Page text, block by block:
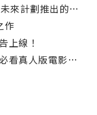
出的可能改編作品
作
上線！
藝台灣站都能滿足你